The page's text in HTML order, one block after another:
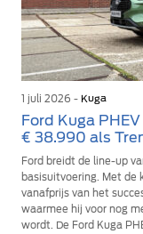
1 juli 2026 - Kuga
Ford Kuga
€ 38.990 als
Ford breidt de line-up
basisuitvoering. Met de
vanafprijs van het
waarmee hij voor nog
wordt. De Ford Kuga